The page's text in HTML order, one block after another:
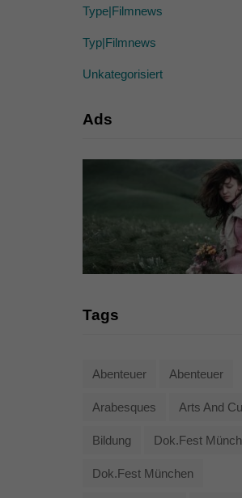
Type|Filmnews
Typ|Filmnews
Unkategorisiert
Ads
Tags
Abenteuer Abenteuer
Arabesques Arts And
Bildung Dok.fest
Dok.fest München